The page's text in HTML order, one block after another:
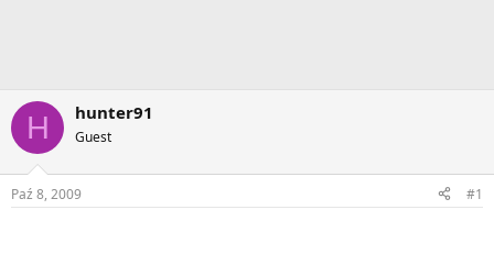
H hunter91
Guest
Paź 8, 2009 #1